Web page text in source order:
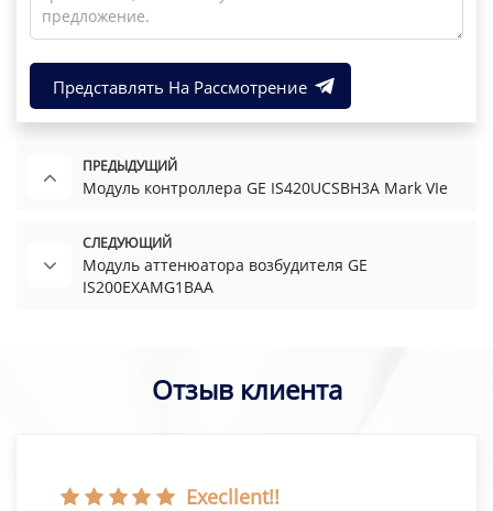
Представлять На Рассмотрение
ПРЕДЫДУЩИЙ
Модуль контроллера GE IS420UCSBH3A Mark VIe
СЛЕДУЮЩИЙ
Модуль аттенюатора возбудителя GE
IS200EXAMG1BAA
Отзыв клиента
Execllent!!